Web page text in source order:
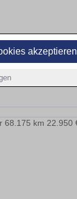
akzeptieren